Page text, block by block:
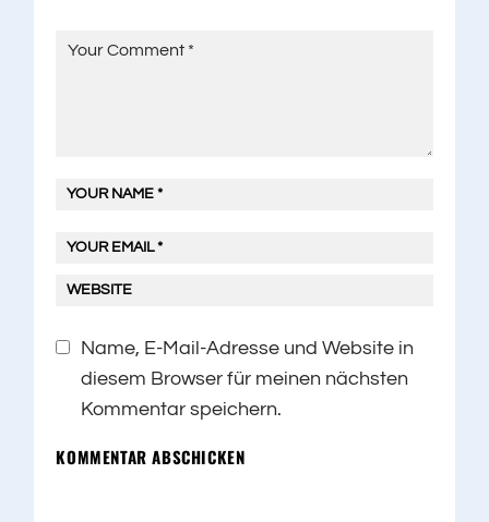
Name, E-Mail-Adresse und Website in
diesem Browser für meinen nächsten
Kommentar speichern.
KOMMENTAR ABSCHICKEN